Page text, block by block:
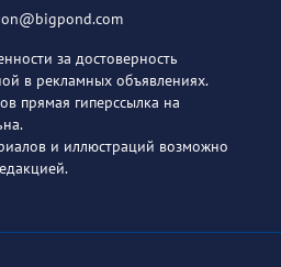
за достоверность
в рекламных объявлениях.
прямая гиперссылка на
и иллюстраций возможно